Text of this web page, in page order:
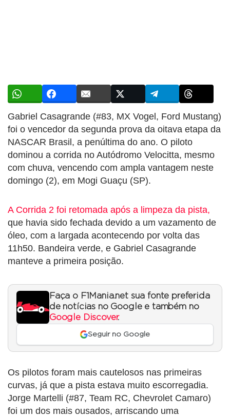
Gabriel Casagrande (#83, MX Vogel, Ford Mustang)
foi o vencedor da segunda prova da oitava etapa da
NASCAR Brasil, a penúltima do ano. O piloto
dominou a corrida no Autódromo Velocitta, mesmo
com chuva, vencendo com ampla vantagem neste
domingo (2), em Mogi Guaçu (SP).
A Corrida 2 foi retomada após a limpeza da pista,
que havia sido fechada devido a um vazamento de
óleo, com a largada acontecendo por volta das
11h50. Bandeira verde, e Gabriel Casagrande
manteve a primeira posição.
Faça o F1Mania.net sua fonte preferida
de notícias no Google e também no
Google Discover.
Seguir no Google
Os pilotos foram mais cautelosos nas primeiras
curvas, já que a pista estava muito escorregadia.
Jorge Martelli (#87, Team RC, Chevrolet Camaro)
foi um dos mais ousados, arriscando uma